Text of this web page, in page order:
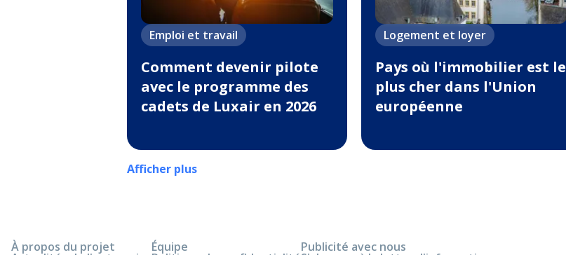
Emploi et travail
Comment devenir pilote
avec le programme des
cadets de Luxair en 2026
Logement et loyer
Pays où l'immobilier est le
plus cher dans l'Union
européenne
Afficher plus
À propos du projet Équipe Publicité avec nous